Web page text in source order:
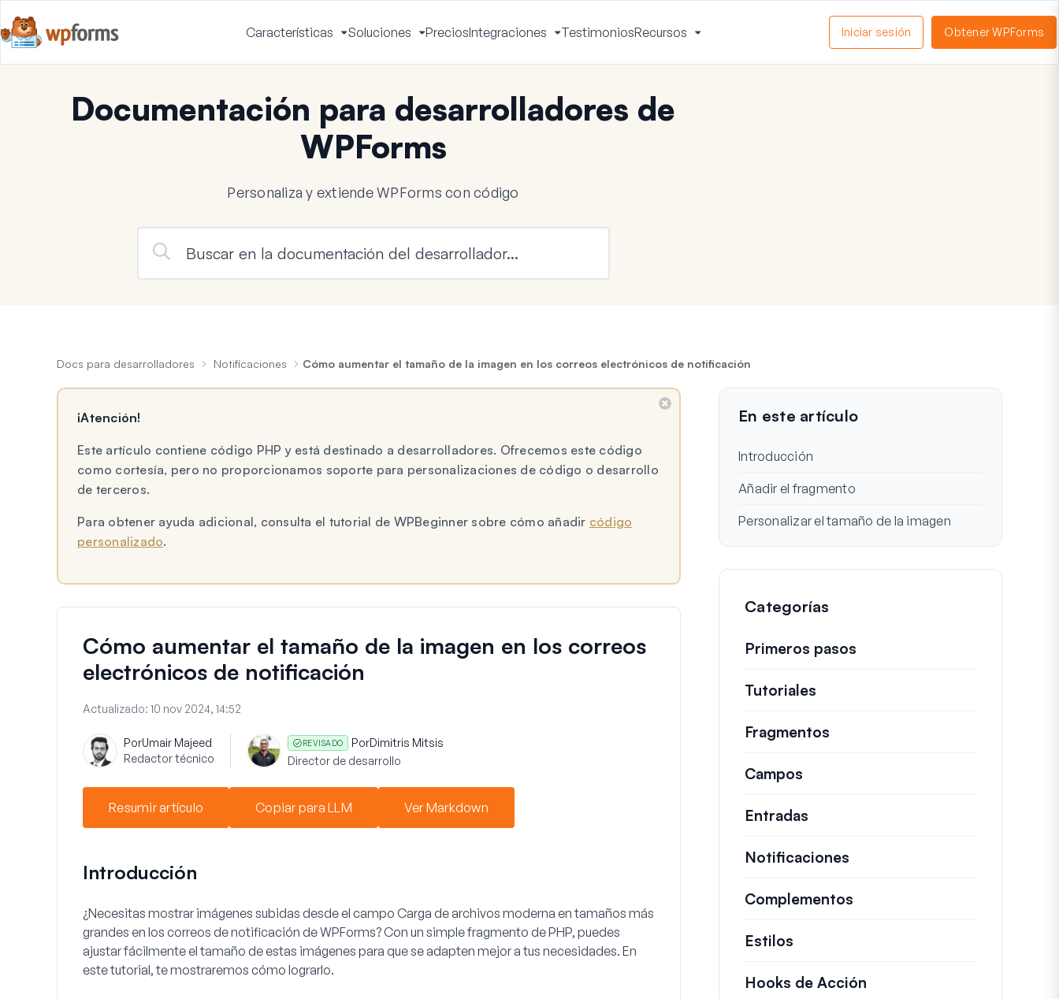
Características
Activar
menú
Soluciones
Activar
menú
PreciosIntegraciones
Activar
menú
TestimoniosRecursos
menú
Iniciar sesión Obtener WPForms
Documentación para desarrolladores de
WPForms
Personaliza y extiende WPForms con código
Docs para desarrolladores Notificaciones Cómo aumentar el tamaño de la imagen en los correos electrónicos de notificación
¡Atención!
Este artículo contiene código PHP y está destinado a desarrolladores. Ofrecemos este código
como cortesía, pero no proporcionamos soporte para personalizaciones de código o desarrollo
de terceros.
Para obtener ayuda adicional, consulta el tutorial de WPBeginner sobre cómo añadir código
personalizado.
Cómo aumentar el tamaño de la imagen en los correos
electrónicos de notificación
Actualizado: 10 nov 2024, 14:52
PorUmair Majeed
Redactor técnico
REVISADO PorDimitris Mitsis
Director de desarrollo
Resumir artículo Copiar para LLM Ver Markdown
Introducción
¿Necesitas mostrar imágenes subidas desde el campo Carga de archivos moderna en tamaños más
grandes en los correos de notificación de WPForms? Con un simple fragmento de PHP, puedes
ajustar fácilmente el tamaño de estas imágenes para que se adapten mejor a tus necesidades. En
este tutorial, te mostraremos cómo lograrlo.
En este artículo
Introducción
Añadir el fragmento
Personalizar el tamaño de la imagen
Categorías
Primeros pasos
Tutoriales
Fragmentos
Campos
Entradas
Notificaciones
Complementos
Estilos
Hooks de Acción